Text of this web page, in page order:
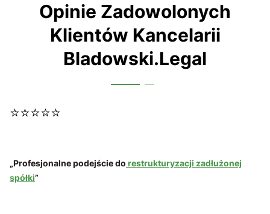
Opinie Zadowolonych
Klientów Kancelarii
Bladowski.Legal
⭐⭐⭐⭐⭐
„Profesjonalne podejście do restrukturyzacji zadłużonej
spółki”